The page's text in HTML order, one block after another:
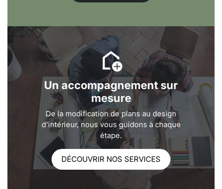
Un accompagnement sur
mesure
De la modification de plans au design
d’intérieur, nous vous guidons à chaque
étape.
DÉCOUVRIR NOS SERVICES